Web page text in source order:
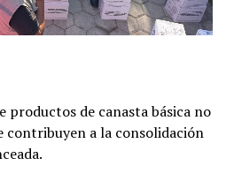
productos de canasta básica no
contribuyen a la consolidación